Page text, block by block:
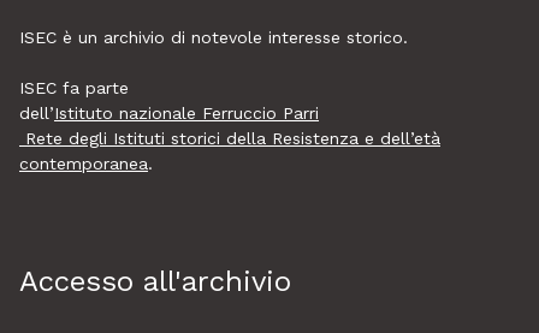
ISEC è un archivio di notevole interesse storico.
ISEC fa parte
dell’Istituto nazionale Ferruccio Parri
Rete degli Istituti storici della Resistenza e dell’età
contemporanea.
Accesso all'archivio